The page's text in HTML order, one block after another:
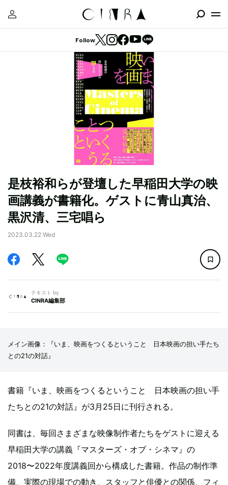
Follow
是枝裕和らが登壇した早稲田大学の映
画講義が書籍化。ゲストに青山真治、
黒沢清、三宅唱ら
2023.03.22 Wed
テキスト by
CINRA編集部
メイン画像：『いま、映画をつくるということ 日本映画の担い手たち
との21の対話』
書籍『いま、映画をつくるということ 日本映画の担い手
たちとの21の対話』が3月25日に刊行される。
同書は、毎回さまざまな映像制作者たちをゲストに迎える
早稲田大学の講義『マスターズ・オブ・シネマ』の
2018〜2022年度講義回から構成した書籍。作品の制作準
備、実際の現場での動き、スタッフと俳優との関係、フィ